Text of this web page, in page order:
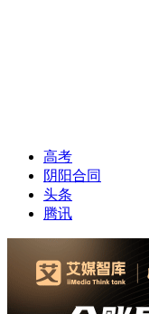
高考
阴阳合同
头条
腾讯